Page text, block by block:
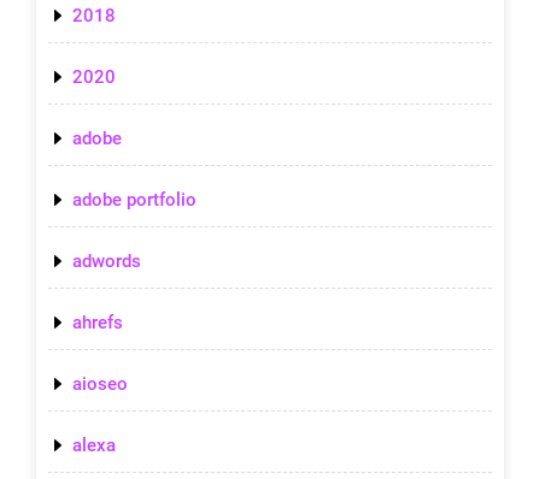
2018
2020
adobe
adobe portfolio
adwords
ahrefs
aioseo
alexa